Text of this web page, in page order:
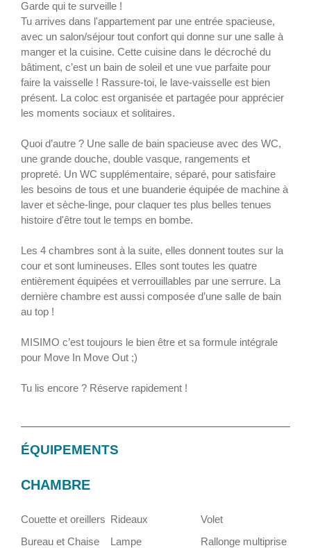
Garde qui te surveille !
Tu arrives dans l'appartement par une entrée spacieuse,
avec un salon/séjour tout confort qui donne sur une salle à
manger et la cuisine. Cette cuisine dans le décroché du
bâtiment, c’est un bain de soleil et une vue parfaite pour
faire la vaisselle ! Rassure-toi, le lave-vaisselle est bien
présent. La coloc est organisée et partagée pour apprécier
les moments sociaux et solitaires.
Quoi d’autre ? Une salle de bain spacieuse avec des WC,
une grande douche, double vasque, rangements et
propreté. Un WC supplémentaire, séparé, pour satisfaire
les besoins de tous et une buanderie équipée de machine à
laver et sèche-linge, pour claquer tes plus belles tenues
histoire d'être tout le temps en bombe.
Les 4 chambres sont à la suite, elles donnent toutes sur la
cour et sont lumineuses. Elles sont toutes les quatre
entièrement équipées et verrouillables par une serrure. La
dernière chambre est aussi composée d’une salle de bain
au top !
MISIMO c’est toujours le bien être et sa formule intégrale
pour Move In Move Out ;)
Tu lis encore ? Réserve rapidement !
ÉQUIPEMENTS
CHAMBRE
Couette et oreillers Rideaux
Volet
Bureau et Chaise
Lampe
Rallonge multiprise